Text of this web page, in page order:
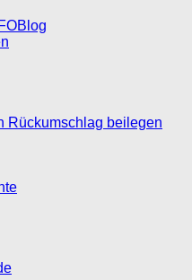
Rückumschlag beilegen